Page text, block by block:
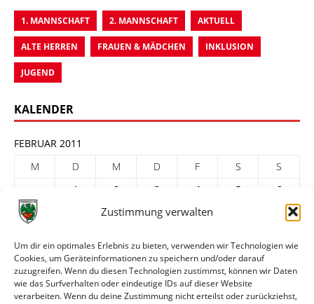
Zustimmung verwalten
Um dir ein optimales Erlebnis zu bieten, verwenden wir Technologien wie
Cookies, um Geräteinformationen zu speichern und/oder darauf
zuzugreifen. Wenn du diesen Technologien zustimmst, können wir Daten
wie das Surfverhalten oder eindeutige IDs auf dieser Website
verarbeiten. Wenn du deine Zustimmung nicht erteilst oder zurückziehst,
1. MANNSCHAFT 2. MANNSCHAFT AKTUELL
ALTE HERREN FRAUEN & MÄDCHEN INKLUSION
JUGEND
KALENDER
FEBRUAR 2011
M
D M D F S
S
1
2 3 4 5
6
7
9 10 11
21
22 23 24 25 26
28